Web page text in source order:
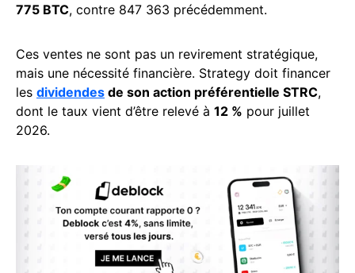
775 BTC, contre 847 363 précédemment.
Ces ventes ne sont pas un revirement stratégique,
mais une nécessité financière. Strategy doit financer
les dividendes de son action préférentielle STRC,
dont le taux vient d’être relevé à 12 % pour juillet
2026.